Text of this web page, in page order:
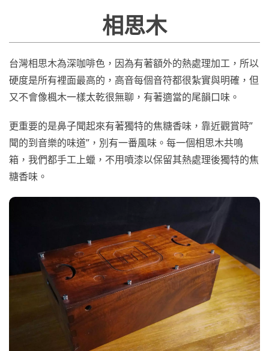
相思木
台灣相思木為深咖啡色，因為有著額外的熱處理加工，所以
硬度是所有裡面最高的，高音每個音符都很紮實與明確，但
又不會像楓木一樣太乾很無聊，有著適當的尾韻口味。
更重要的是鼻子聞起來有著獨特的焦糖香味，靠近觀賞時”
聞的到音樂的味道”，別有一番風味。每一個相思木共鳴
箱，我們都手工上蠟，不用噴漆以保留其熱處理後獨特的焦
糖香味。